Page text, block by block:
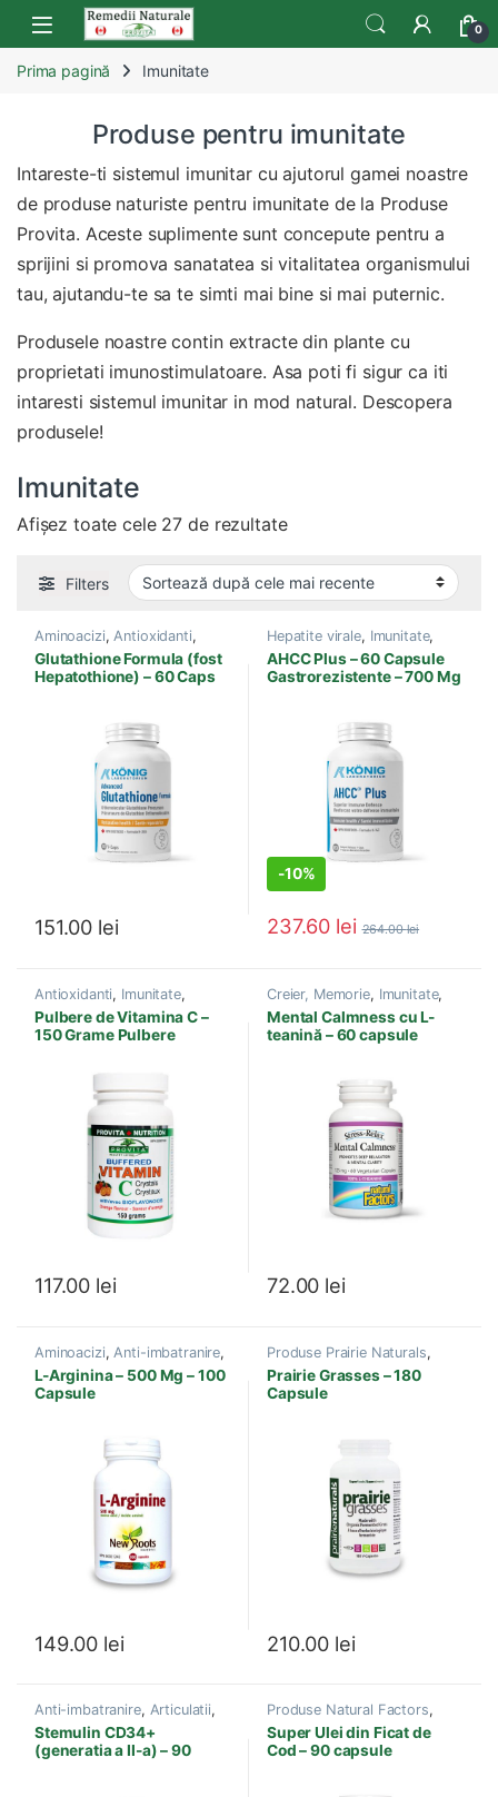
Skip to navigation
Skip to content
Open 0
Prima pagină Imunitate
Produse pentru imunitate
Intareste-ti sistemul imunitar cu ajutorul gamei noastre
de produse naturiste pentru imunitate de la Produse
Provita. Aceste suplimente sunt concepute pentru a
sprijini si promova sanatatea si vitalitatea organismului
tau, ajutandu-te sa te simti mai bine si mai puternic.
Produsele noastre contin extracte din plante cu
proprietati imunostimulatoare. Asa poti fi sigur ca iti
intaresti sistemul imunitar in mod natural. Descopera
produsele!
Imunitate
Afișez toate cele 27 de rezultateSortat după cele mai
Filters
Aminoacizi,Antioxidanti,
Autism, Detoxifiere
Ficat,
Bila,Hepatite virale,
Imunitate,Metale Grele,
Glutathione Formula (fost
Hepatothione) – 60 Caps
151.00 lei
Hepatite virale, Imunitate,
Produse Konig Laboratorium
Sistem imunitar
AHCC Plus – 60 Capsule
Gastrorezistente – 700 Mg
-10%
237.60 lei 264.00lei
Antioxidanti, Imunitate,
Infectii cu Virusi-Bacterii,
Produse Provita Nutrition
Pulbere de Vitamina C –
150 Grame Pulbere
117.00 lei
Creier, Memorie, Imunitate,
Minte, Stare de Spirit
Produse Natural Factors
Mental Calmness cu L-
teanină – 60 capsule
72.00 lei
Aminoacizi, Anti-imbatranire,
Boli Cardiovasculare ,
Energie
si Vitalitate,Ficat, Bila,
Imunitate,
L-Arginina – 500 Mg – 100
Capsule
149.00 lei
Produse Prairie Naturals,
Alergii
Anti-imbatranire
Circulatia sangelui, Creier,
Memorie,
Prairie Grasses – 180
Capsule
210.00 lei
Anti-imbatranire, Articulatii,
Artrita
,Diabet, Hepatite
virale,Imunitate,Produse
Provita Nutrition,Sanatate
Stemulin CD34+
(generatia a II-a) – 90
Produse Natural Factors,
Acizi grasi esentiali
Adaptogeni ,Antibacterian
Antiviral,Boli
Super Ulei din Ficat de
Cod – 90 capsule